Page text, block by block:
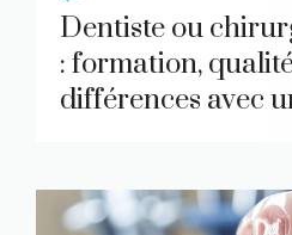
Dentiste ou
: formation,
différences avec